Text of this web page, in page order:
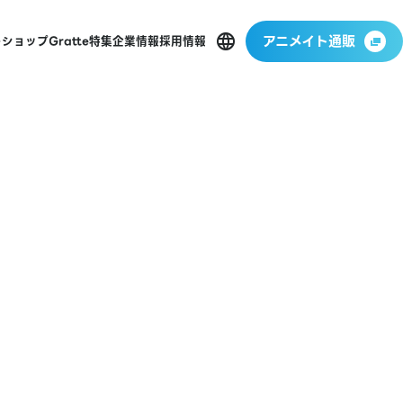
ョップGratte特集企業情報採用情報 アニメイト通販